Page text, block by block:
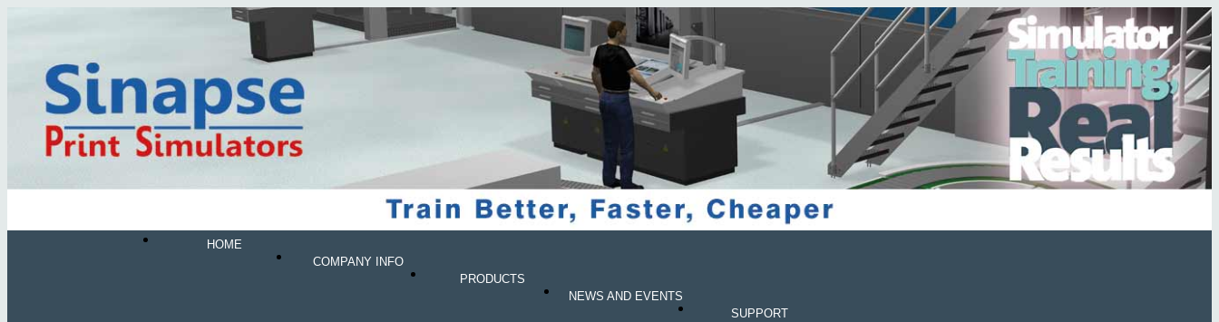
HOME
COMPANY INFO
PRODUCTS
NEWS AND EVENTS
SUPPORT